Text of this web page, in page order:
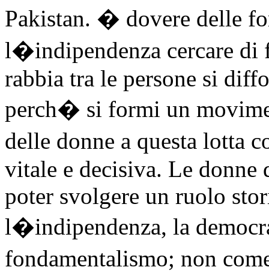
Pakistan. � dovere delle
l�indipendenza cercare di
rabbia tra le persone si
perch� si formi un
delle donne a questa lotta
vitale e decisiva. Le donne
poter svolgere un ruolo
l�indipendenza, la
fondamentalismo; non